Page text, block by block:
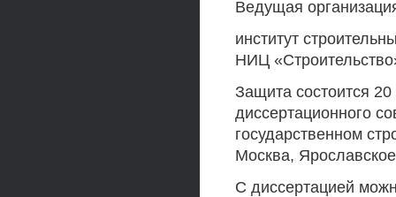
Ведущая
институт
НИЦ
Защита состоится
диссертационного
государственном
Москва,
С диссертацией